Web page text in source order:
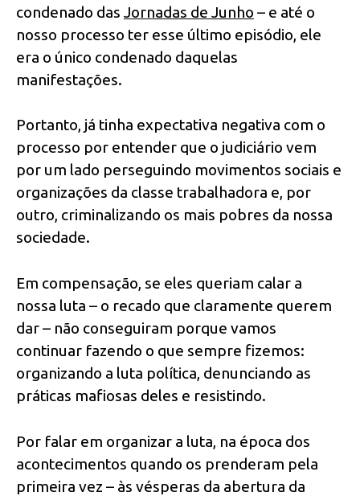
condenado das Jornadas de Junho – e até o
nosso processo ter esse último episódio, ele
era o único condenado daquelas
manifestações.
Portanto, já tinha expectativa negativa com o
processo por entender que o judiciário vem
por um lado perseguindo movimentos sociais e
organizações da classe trabalhadora e, por
outro, criminalizando os mais pobres da nossa
sociedade.
Em compensação, se eles queriam calar a
nossa luta – o recado que claramente querem
dar – não conseguiram porque vamos
continuar fazendo o que sempre fizemos:
organizando a luta política, denunciando as
práticas mafiosas deles e resistindo.
Por falar em organizar a luta, na época dos
acontecimentos quando os prenderam pela
primeira vez – às vésperas da abertura da